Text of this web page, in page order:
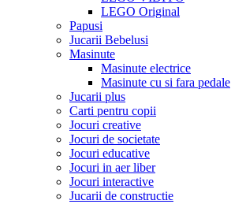
LEGO Original
Papusi
Jucarii Bebelusi
Masinute
Masinute electrice
Masinute cu si fara pedale
Jucarii plus
Carti pentru copii
Jocuri creative
Jocuri de societate
Jocuri educative
Jocuri in aer liber
Jocuri interactive
Jucarii de constructie